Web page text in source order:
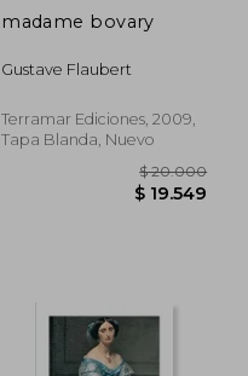
madame bovary
Gustave Flaubert
Terramar Ediciones, 2009,
Tapa Blanda, Nuevo
Rápido